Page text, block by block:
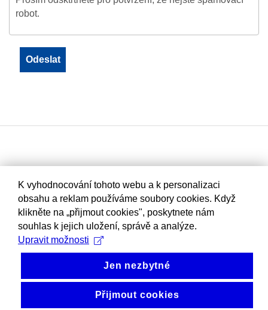
robot.
K vyhodnocování tohoto webu a k personalizaci
obsahu a reklam používáme soubory cookies. Když
klikněte na „přijmout cookies", poskytnete nám
souhlas k jejich uložení, správě a analýze.
Upravit možnosti
Jen nezbytné
Přijmout cookies